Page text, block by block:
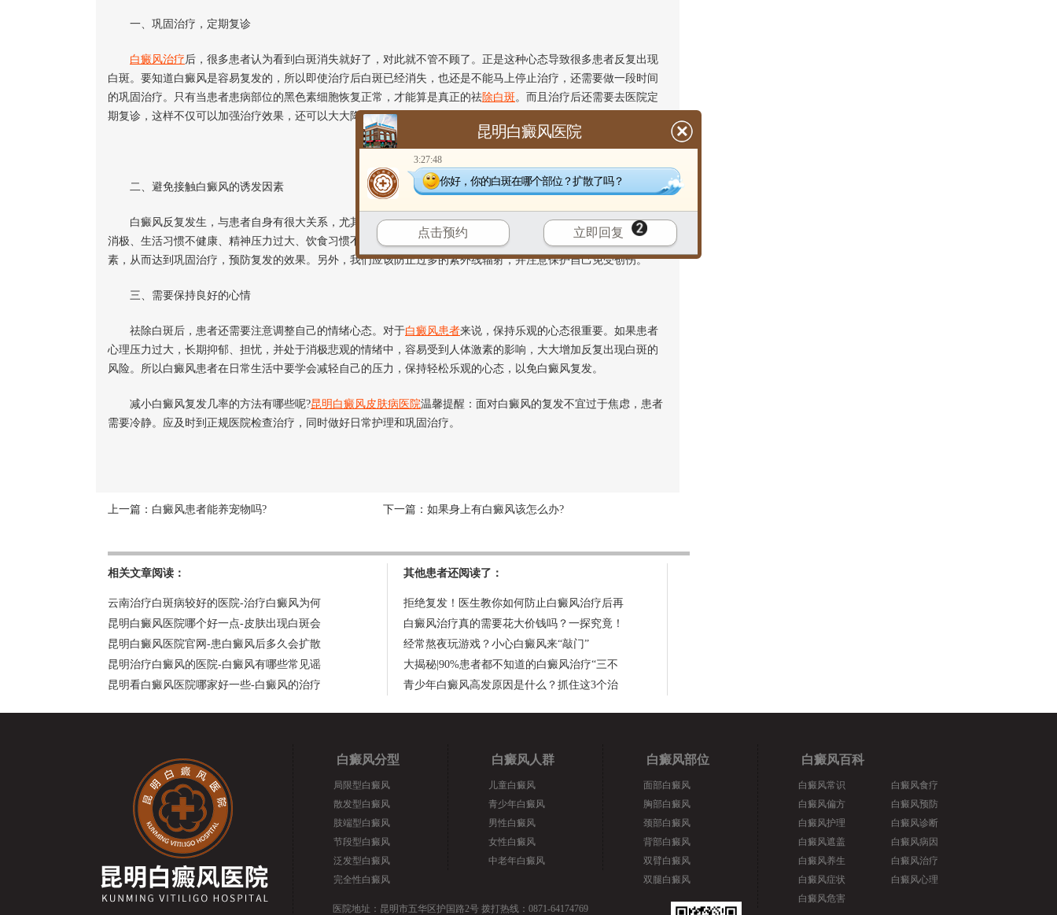
一、巩固治疗，定期复诊
白癜风治疗后，很多患者认为看到白斑消失就好了，对此就不管不顾了。正是这种心态导致很多患者反复出现
白斑。要知道白癜风是容易复发的，所以即使治疗后白斑已经消失，也还是不能马上停止治疗，还需要做一段时间
的巩固治疗。只有当患者患病部位的黑色素细胞恢复正常，才能算是真正的祛除白斑。而且治疗后还需要去医院定
期复诊，这样不仅可以加强治疗效果，还可以大大降低白斑复发的概率。
二、避免接触白癜风的诱发因素
白癜风反复发生，与患者自身有很大关系，尤其是治疗后诱发因素被触发，那么就容易反复发生，如患者情绪
消极、生活习惯不健康、精神压力过大、饮食习惯不当等。所以即使是治好了白斑，也要注意避免诱发白癜风的因
素，从而达到巩固治疗，预防复发的效果。另外，我们应该防止过多的紫外线辐射，并注意保护自己免受创伤。
三、需要保持良好的心情
祛除白斑后，患者还需要注意调整自己的情绪心态。对于白癜风患者来说，保持乐观的心态很重要。如果患者
心理压力过大，长期抑郁、担忧，并处于消极悲观的情绪中，容易受到人体激素的影响，大大增加反复出现白斑的
风险。所以白癜风患者在日常生活中要学会减轻自己的压力，保持轻松乐观的心态，以免白癜风复发。
减小白癜风复发几率的方法有哪些呢?昆明白癜风皮肤病医院温馨提醒：面对白癜风的复发不宜过于焦虑，患者
需要冷静。应及时到正规医院检查治疗，同时做好日常护理和巩固治疗。
上一篇： 白癜风患者能养宠物吗? 下一篇： 如果身上有白癜风该怎么办?
相关文章阅读：
云南治疗白斑病较好的医院-治疗白癜风为何
昆明白癜风医院哪个好一点-皮肤出现白斑会
昆明白癜风医院官网-患白癜风后多久会扩散
昆明治疗白癜风的医院-白癜风有哪些常见谣
昆明看白癜风医院哪家好一些-白癜风的治疗
其他患者还阅读了：
拒绝复发！医生教你如何防止白癜风治疗后再
白癜风治疗真的需要花大价钱吗？一探究竟！
经常熬夜玩游戏？小心白癜风来“敲门”
大揭秘|90%患者都不知道的白癜风治疗“三不
青少年白癜风高发原因是什么？抓住这3个治
白癜风分型
局限型白癜风
散发型白癜风
肢端型白癜风
节段型白癜风
泛发型白癜风
完全性白癜风
白癜风人群
儿童白癜风
青少年白癜风
男性白癜风
女性白癜风
中老年白癜风
白癜风部位
面部白癜风
胸部白癜风
颈部白癜风
背部白癜风
双臂白癜风
双腿白癜风
白癜风百科
白癜风常识
白癜风偏方
白癜风护理
白癜风遮盖
白癜风养生
白癜风症状
白癜风危害
白癜风食疗
白癜风预防
白癜风诊断
白癜风病因
白癜风治疗
白癜风心理
医院地址：昆明市五华区护国路2号 拨打热线：0871-64174769
昆明白癜风医院
3:27:48
你好，你的白斑在哪个部位？扩散了吗？
点击预约 立即回复